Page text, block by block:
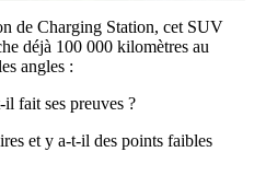
de Charging Station, cet SUV
déjà 100 000 kilomètres au
angles :
fait ses preuves ?
et y a-t-il des points faibles